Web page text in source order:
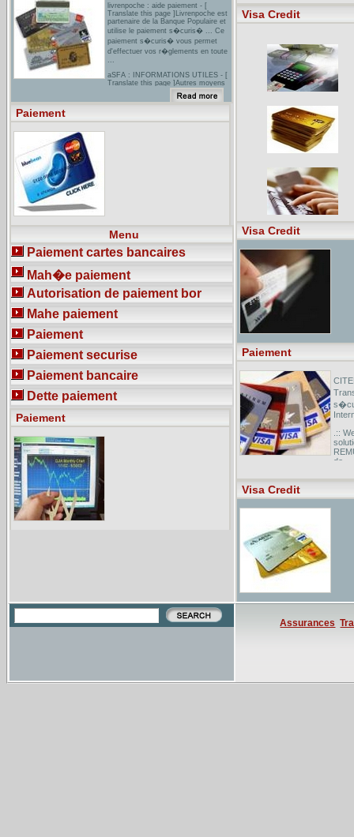
livrenpoche : aide paiement - [
Translate this page ]Livrenpoche est
partenaire de la Banque Populaire et
utilise le paiement s�curis� ... Ce
paiement s�curis� vous permet
d'effectuer vos r�glements en toute
...
aSFA : INFORMATIONS UTILES - [
Translate this page ]Autres moyens
de paiement. - Devises (franc suisse,
Livre Sterling, Dollar US, ...) -
Paiement
Menu
Paiement cartes bancaires
Mah�e paiement
Autorisation de paiement bor
Mahe paiement
Paiement
Paiement securise
Paiement bancaire
Dette paiement
Paiement
Visa Credit
Visa Credit
Paiement
.::
de ...
Visa Credit
Assurances